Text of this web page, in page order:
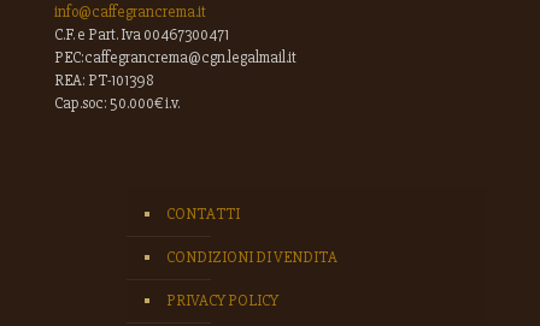
info@caffegrancrema.it
C.F. e Part. Iva 00467300471
PEC:caffegrancrema@cgn.legalmail.it
REA: PT-101398
Cap.soc: 50.000€ i.v.
CONTATTI
CONDIZIONI DI VENDITA
PRIVACY POLICY